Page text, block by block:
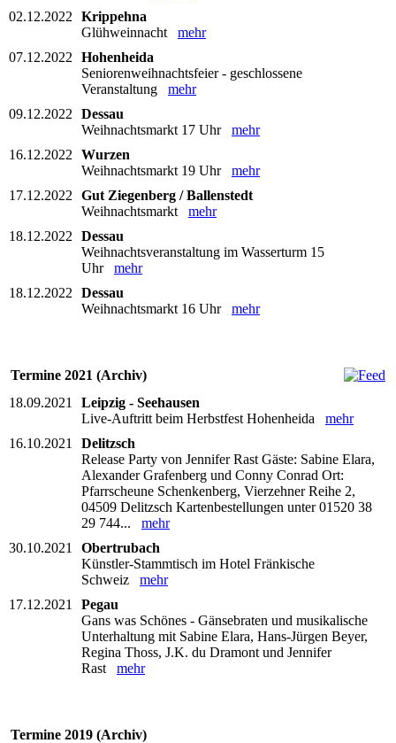
02.12.2022
Krippehna
Glühweinnacht mehr
07.12.2022
Hohenheida
Seniorenweihnachtsfeier - geschlossene
Veranstaltung mehr
09.12.2022
Dessau
Weihnachtsmarkt 17 Uhr mehr
16.12.2022
Wurzen
Weihnachtsmarkt 19 Uhr mehr
17.12.2022
Gut Ziegenberg / Ballenstedt
Weihnachtsmarkt mehr
18.12.2022
Dessau
Weihnachtsveranstaltung im Wasserturm 15
Uhr mehr
18.12.2022
Dessau
Weihnachtsmarkt 16 Uhr mehr
Termine 2021 (Archiv)
18.09.2021
Leipzig - Seehausen
Live-Auftritt beim Herbstfest Hohenheida mehr
16.10.2021
Delitzsch
Release Party von Jennifer Rast Gäste: Sabine Elara,
Alexander Grafenberg und Conny Conrad Ort:
Pfarrscheune Schenkenberg, Vierzehner Reihe 2,
04509 Delitzsch Kartenbestellungen unter 01520 38
29 744... mehr
30.10.2021
Obertrubach
Künstler-Stammtisch im Hotel Fränkische
Schweiz mehr
17.12.2021
Pegau
Gans was Schönes - Gänsebraten und musikalische
Unterhaltung mit Sabine Elara, Hans-Jürgen Beyer,
Regina Thoss, J.K. du Dramont und Jennifer
Rast mehr
Termine 2019 (Archiv)